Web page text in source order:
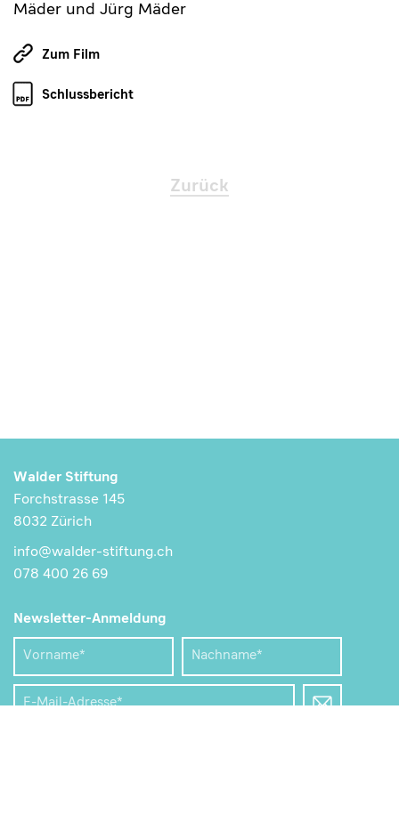
Mäder und Jürg Mäder
Zum Film
Schlussbericht
Zurück
Walder Stiftung
Forchstrasse 145
8032 Zürich
info@walder-stiftung.ch
078 400 26 69
Newsletter-Anmeldung
Vorname
Nachname
E-